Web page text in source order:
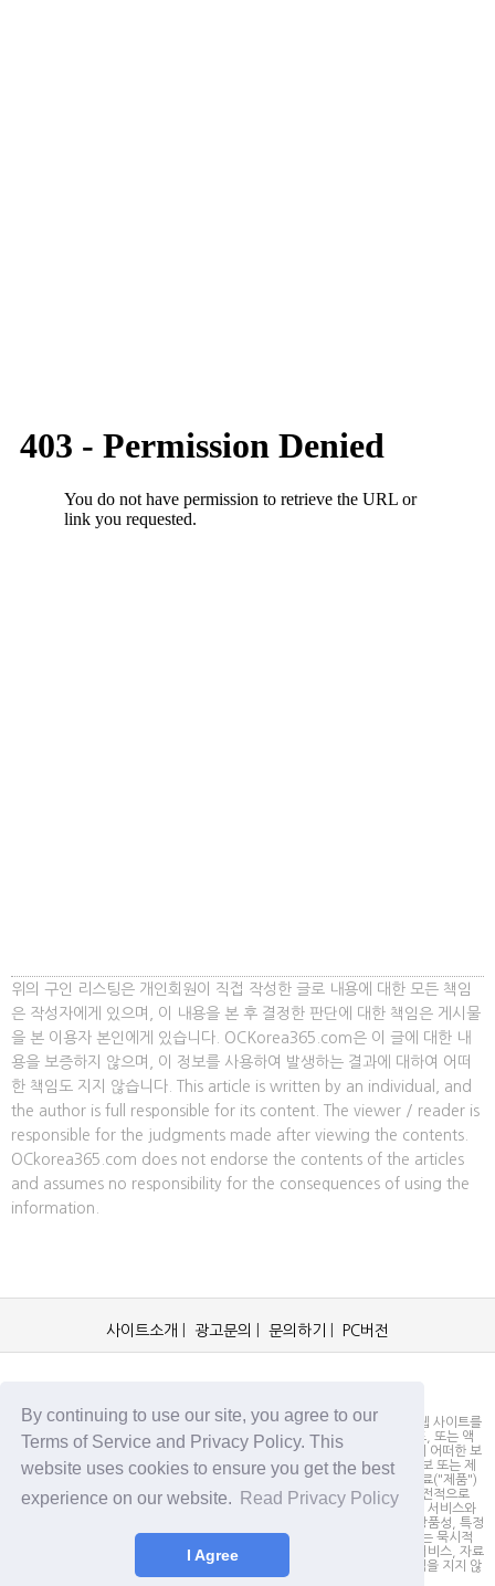
By continuing to use our site, you agree to our
Terms of Service and Privacy Policy. This
website uses cookies to ensure you get the best
experience on our website.
Read Privacy Policy
I Agree
위의 구인 리스팅은 개인회원이 직접 작성한 글로 내용에 대한 모든 책임
은 작성자에게 있으며, 이 내용을 본 후 결정한 판단에 대한 책임은 게시물
을 본 이용자 본인에게 있습니다. OCKorea365.com은 이 글에 대한 내
용을 보증하지 않으며, 이 정보를 사용하여 발생하는 결과에 대하여 어떠
한 책임도 지지 않습니다. This article is written by an individual, and
the author is full responsible for its content. The viewer / reader is
responsible for the judgments made after viewing the contents.
OCkorea365.com does not endorse the contents of the articles
and assumes no responsibility for the consequences of using the
information.
사이트소개 광고문의 문의하기 PC버전
OCKorea365.com 오씨코리아365는 본 웹 사이트에 명시되어 있거나, 본 웹 사이트를
통해 배포되거나, 본 웹 사이트에 포함되어 있는 서비스로부터 링크, 다운로드, 또는 액
세스되는 정보, 내용 또는 광고(총칭하여 "자료")의 정확성이나 신뢰성에 대해 어떠한 보
증도 하지 않을 뿐만 아니라 서비스상의, 또는 서비스와 관련된 광고, 기타 정보 또는 제
안의 결과로서 디스플레이, 구매 또는 취득하게 되는 제품, 정보 또는 기타 자료("제품")
의 품질에 대해서도 보증을 하지 않습니다. 귀하는, 자료에 대한 신뢰 여부가 전적으로
본 웹사이트를 방문하신 귀하의 책임임을 인정합니다. OCKorea365.com은 서비스와
자료를 "있는 그대로" 제공하며, 서비스 또는 기타 자료 및 제품과 관련하여 상품성, 특정
목적에의 적합성에 대한 보증을 포함하되 이에 제한되지 않고 모든 명시적 또는 묵시적
인 보증을 명시적으로 부인합니다. 어떠한 경우에도 OCKorea365.com은 서비스, 자료
및 제품과 관련하여 직접, 간접, 부수적, 징벌적, 파생적인 손해에 대해서 책임을 지지 않